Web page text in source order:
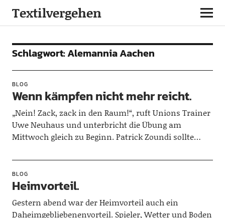
Textilvergehen
Schlagwort:Alemannia Aachen
BLOG
Wenn kämpfen nicht mehr reicht.
„Nein! Zack, zack in den Raum!“, ruft Unions Trainer
Uwe Neuhaus und unterbricht die Übung am
Mittwoch gleich zu Beginn. Patrick Zoundi sollte…
BLOG
Heimvorteil.
Gestern abend war der Heimvorteil auch ein
Daheimgebliebenenvorteil. Spieler, Wetter und Boden